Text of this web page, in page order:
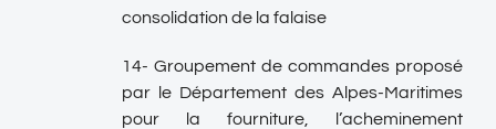
consolidation de la falaise
14- Groupement de commandes proposé
par le Département des Alpes-Maritimes
pour la fourniture, l’acheminement